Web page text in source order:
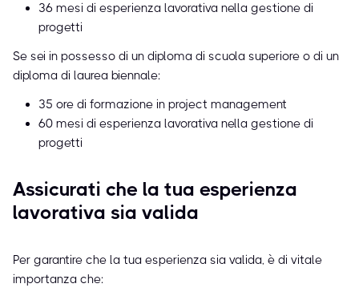
36 mesi di esperienza lavorativa nella gestione di
progetti
Se sei in possesso di un diploma di scuola superiore o di un
diploma di laurea biennale:
35 ore di formazione in project management
60 mesi di esperienza lavorativa nella gestione di
progetti
Assicurati che la tua esperienza
lavorativa sia valida
Per garantire che la tua esperienza sia valida, è di vitale
importanza che: